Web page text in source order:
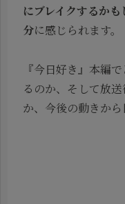
にブレイクするか
分に感じられます。
『今日好き』本編
るのか、そして放
か、今後の動きから